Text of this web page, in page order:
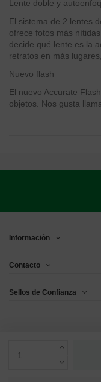
Lente doble y
El sistema de 2 lentes
ofrece fotos más
decide qué lente es la
retratos en más
Nuevo flash
El nuevo Accurate
objetos. Nos gusta
Información
Contacto
Sellos de Confianza